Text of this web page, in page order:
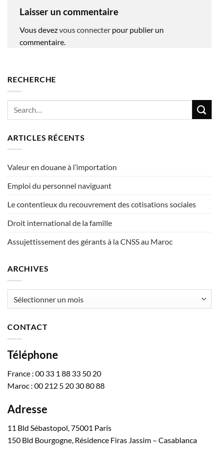
Laisser un commentaire
Vous devezvous connecter pour publier un
commentaire.
RECHERCHE
ARTICLES RÉCENTS
Valeur en douane à l’importation
Emploi du personnel naviguant
Le contentieux du recouvrement des cotisations sociales
Droit international de la famille
Assujettissement des gérants à la CNSS au Maroc
ARCHIVES
CONTACT
Téléphone
France : 00 33 1 88 33 50 20
Maroc : 00 212 5 20 30 80 88
Adresse
11 Bld Sébastopol, 75001 Paris
150 Bld Bourgogne, Résidence Firas Jassim – Casablanca